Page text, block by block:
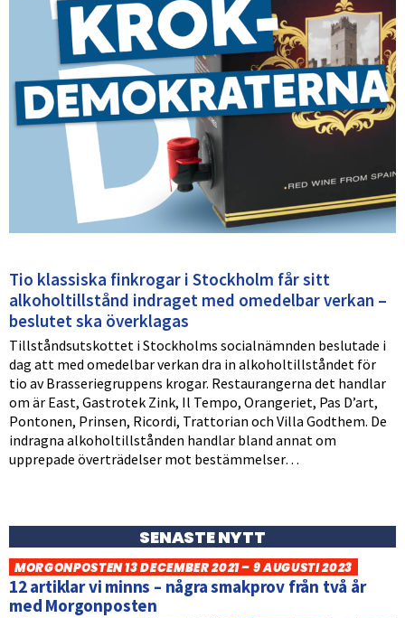
Tio klassiska finkrogar i Stockholm får sitt
alkoholtillstånd indraget med omedelbar verkan –
beslutet ska överklagas
Tillståndsutskottet i Stockholms socialnämnden beslutade i
dag att med omedelbar verkan dra in alkoholtillståndet för
tio av Brasseriegruppens krogar. Restaurangerna det handlar
om är East, Gastrotek Zink, Il Tempo, Orangeriet, Pas D’art,
Pontonen, Prinsen, Ricordi, Trattorian och Villa Godthem. De
indragna alkoholtillstånden handlar bland annat om
upprepade överträdelser mot bestämmelser…
SENASTE NYTT
MORGONPOSTEN 13 DECEMBER 2021 – 9 AUGUSTI 2023
12 artiklar vi minns – några smakprov från två år
med Morgonposten